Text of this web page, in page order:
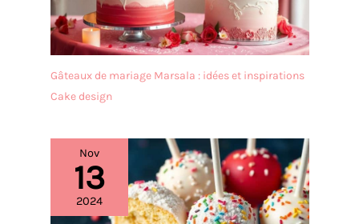
Gâteaux de mariage Marsala : idées et inspirations
Cake design
Nov
13
2024